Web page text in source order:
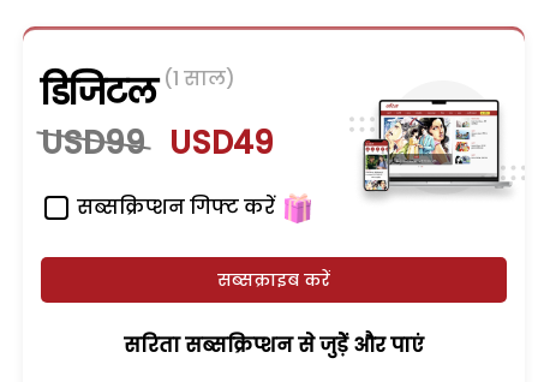
डिजिटल (1 साल)
USD99 USD49
सब्सक्रिप्शन गिफ्ट करें
सब्सक्राइब करें
सरिता सब्सक्रिप्शन से जुड़ेें और पाएं